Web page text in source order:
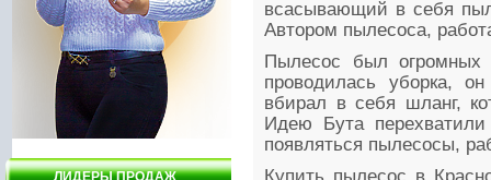
всасывающий в себя
Автором пылесоса,
Пылесос был огромных
проводилась уборка,
вбирал в себя шланг,
Идею Бута
появляться пылесосы,
ЛИДЕРЫ ПРОДАЖ